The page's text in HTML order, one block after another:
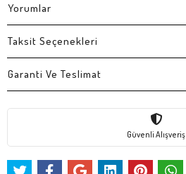
Yorumlar
Taksit Seçenekleri
Garanti Ve Teslimat
Güvenli Alışveriş